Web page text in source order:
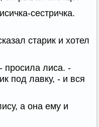
сестричка.
старик и хотел
просила лиса. -
под лавку, - и вся
а она ему и